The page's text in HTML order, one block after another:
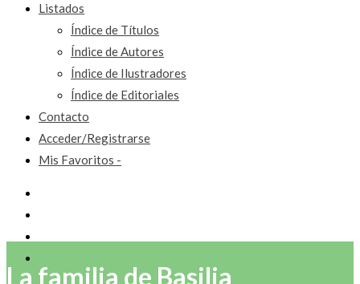
Listados
Índice de Títulos
Índice de Autores
Índice de Ilustradores
Índice de Editoriales
Contacto
Acceder/Registrarse
Mis Favoritos -
La familia de Basilia